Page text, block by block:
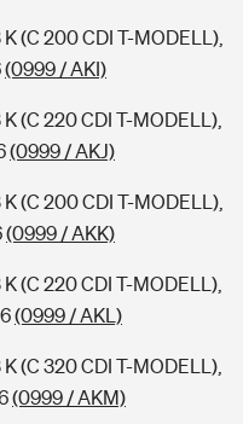
(C 200 CDI T-MODELL),
(0999 / AKI)
(C 220 CDI T-MODELL),
(0999 / AKJ)
(C 200 CDI T-MODELL),
(0999 / AKK)
(C 220 CDI T-MODELL),
(0999 / AKL)
(C 320 CDI T-MODELL),
(0999 / AKM)